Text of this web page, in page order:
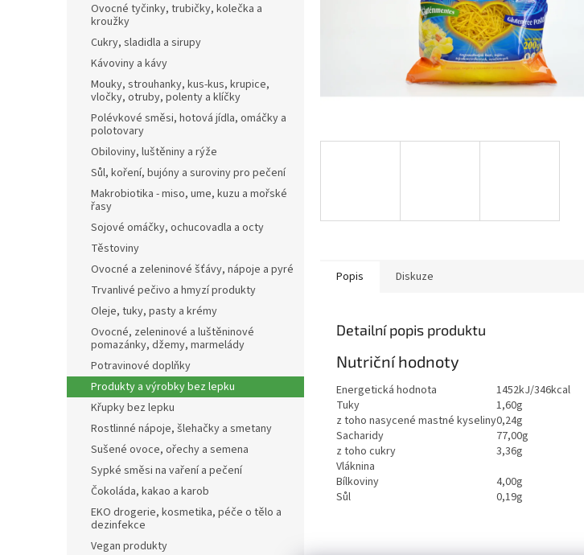
Ovocné tyčinky, trubičky, kolečka a
kroužky
Cukry, sladidla a sirupy
Kávoviny a kávy
Mouky, strouhanky, kus-kus, krupice,
vločky, otruby, polenty a klíčky
Polévkové směsi, hotová jídla, omáčky a
polotovary
Obiloviny, luštěniny a rýže
Sůl, koření, bujóny a suroviny pro pečení
Makrobiotika - miso, ume, kuzu a mořské
řasy
Sojové omáčky, ochucovadla a octy
Těstoviny
Ovocné a zeleninové šťávy, nápoje a pyré
Trvanlivé pečivo a hmyzí produkty
Oleje, tuky, pasty a krémy
Ovocné, zeleninové a luštěninové
pomazánky, džemy, marmelády
Potravinové doplňky
Produkty a výrobky bez lepku
Křupky bez lepku
Rostlinné nápoje, šlehačky a smetany
Sušené ovoce, ořechy a semena
Sypké směsi na vaření a pečení
Čokoláda, kakao a karob
EKO drogerie, kosmetika, péče o tělo a
dezinfekce
Vegan produkty
Popis Diskuze
Detailní popis produktu
Nutriční hodnoty
Energetická hodnota
1452kJ/346kcal
Tuky
1,60g
z toho nasycené mastné kyseliny0,24g
Sacharidy
77,00g
z toho cukry
3,36g
Vláknina
Bílkoviny
4,00g
Sůl
0,19g